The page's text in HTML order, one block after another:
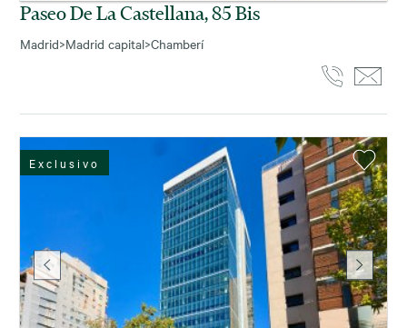
Paseo De La Castellana, 85 Bis
Madrid>Madrid capital>Chamberí
Exclusivo